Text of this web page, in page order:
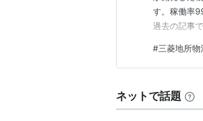
す。稼働率
過去の記事
#三菱地所物
ネットで話題